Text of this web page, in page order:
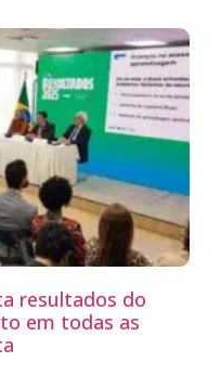
resultados do
em todas as